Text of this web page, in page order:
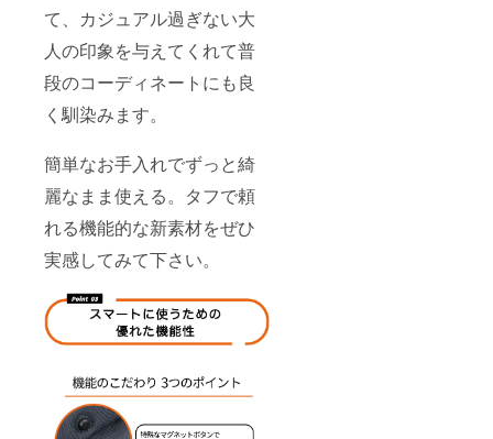
て、カジュアル過ぎない大
人の印象を与えてくれて普
段のコーディネートにも良
く馴染みます。
簡単なお手入れでずっと綺
麗なまま使える。タフで頼
れる機能的な新素材をぜひ
実感してみて下さい。